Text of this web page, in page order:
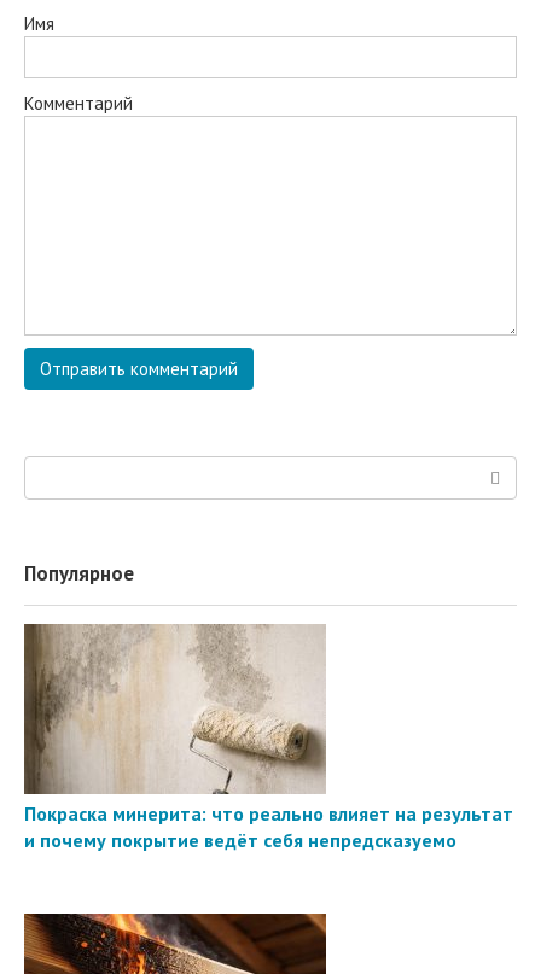
Имя
Комментарий
Поиск:
Популярное
Покраска минерита: что реально влияет на результат
и почему покрытие ведёт себя непредсказуемо